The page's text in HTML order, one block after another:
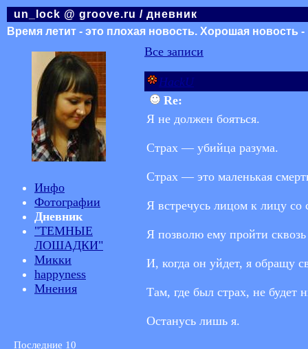
un_lock @ groove.ru / дневник
Время летит - это плохая новость. Хорошая новость
Инфо
Фотографии
Дневник
"ТЕМНЫЕ
ЛОШАДКИ"
Микки
happyness
Мнения
Последние 10
Все записи
HackU
Re:
Я не должен бояться.
Страх — убийца разума.
Страх — это маленькая
Я встречусь лицом к лицу со
Я позволю ему пройти
И, когда он уйдет, я обращу
Там, где был страх, не будет
Останусь лишь я.